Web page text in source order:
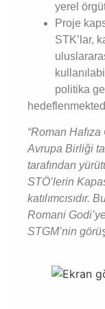
yerel
Proje
STK’lar,
politika
“Roman
Avrupa Birliği
tarafından
STÖ’lerin
katılımcısıdır.
Romani
STGM’nin